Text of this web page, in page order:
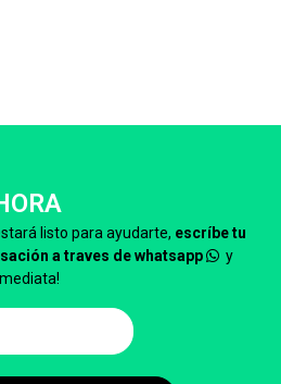
listo para ayudarte, escríbe tu
a traves de whatsapp
y